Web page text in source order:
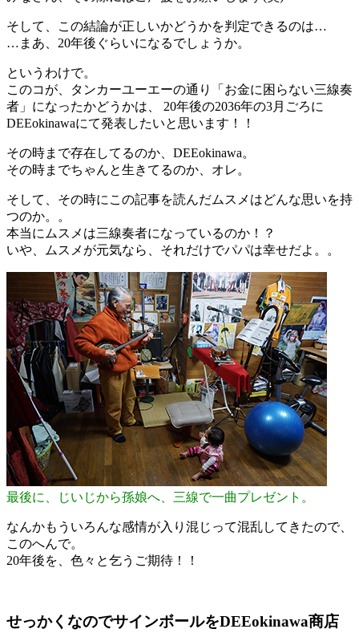
そして、この結論が正しいかどうかを判定できるのは…
…まあ、20年後ぐらいになるでしょうか。
というわけで。
このコが、タンカーユーエーの通り「お金に困らない三線奏
者」になったかどうかは、 20年後の2036年の3月ごろに
DEEokinawaにて発表したいと思います！！
その時まで存在してるのか、DEEokinawa。
その時までちゃんと生きてるのか、オレ。
そして、その時にこの記事を読んだムスメはどんな思いを持
つのか。。
本当にムスメは三線奏者になっているのか！？
いや、ムスメが元気なら、それだけでパパは幸せだよ。。
最後に、じいじから孫娘へ、三線で一曲プレゼント。
なんかもういろんな感情が入り混じって混乱してきたので、
このへんで。
20年後を、色々と乞うご期待！！
せっかくなのでサインボールをDEEokinawa商店